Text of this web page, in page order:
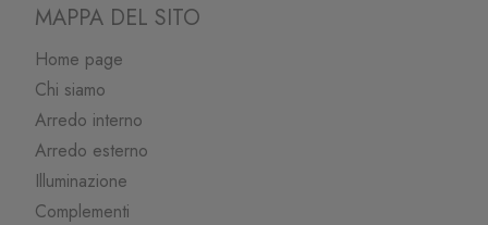
MAPPA DEL SITO
Home page
Chi siamo
Arredo interno
Arredo esterno
Illuminazione
Complementi